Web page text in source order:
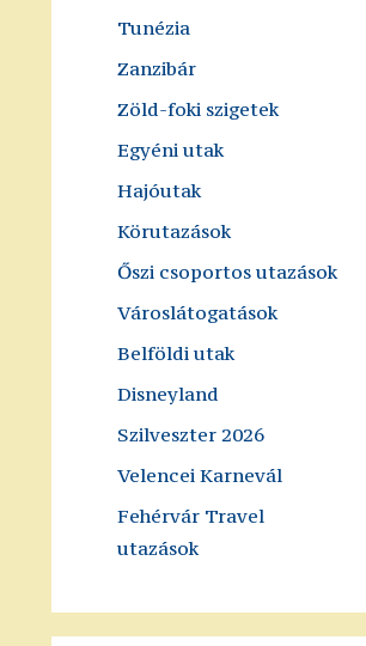
Tunézia
Zanzibár
Zöld-foki szigetek
Egyéni utak
Hajóutak
Körutazások
Őszi csoportos utazások
Városlátogatások
Belföldi utak
Disneyland
Szilveszter 2026
Velencei Karnevál
Fehérvár Travel
utazások